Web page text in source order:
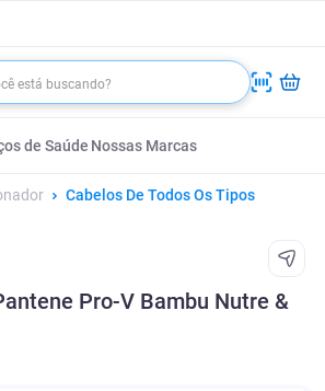
de Saúde Nossas Marcas
Cabelos De Todos Os Tipos
Pro-V Bambu Nutre &